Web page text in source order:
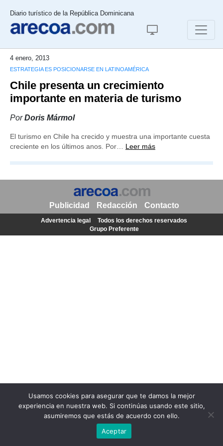
Diario turístico de la República Dominicana
4 enero, 2013
ESTRATEGIA ES POSICIONARSE EN LATINOAMÉRICA
Chile presenta un crecimiento
importante en materia de turismo
PorDoris Mármol
El turismo en Chile ha crecido y muestra una importante cuesta
creciente en los últimos anos. Por… Leer más
Usamos cookies para asegurar que te damos la mejor
experiencia en nuestra web. Si continúas usando este sitio,
asumiremos que estás de acuerdo con ello.
Aceptar
Publicidad Redacción Contacto
Advertencia legal
Todos los derechos reservados
Grupo Preferente